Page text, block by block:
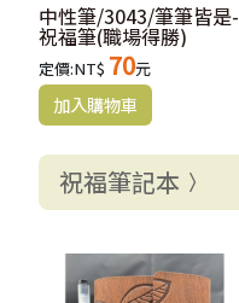
中性筆/3043/筆筆皆是-
祝福筆(職場得勝)
定價:NT$ 70元
祝福筆記本